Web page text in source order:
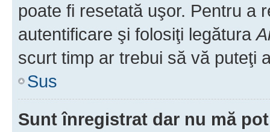
poate fi resetată uşor. Pentru a
autentificare şi folosiţi legătura
scurt timp ar trebui să vă puteţi
Sus
Sunt înregistrat dar nu mă